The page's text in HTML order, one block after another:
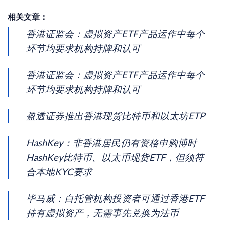
相关文章：
香港证监会：虚拟资产ETF产品运作中每个
环节均要求机构持牌和认可
香港证监会：虚拟资产ETF产品运作中每个
环节均要求机构持牌和认可
盈透证券推出香港现货比特币和以太坊ETP
HashKey：非香港居民仍有资格申购博时
HashKey比特币、以太币现货ETF，但须符
合本地KYC要求
毕马威：自托管机构投资者可通过香港ETF
持有虚拟资产，无需事先兑换为法币